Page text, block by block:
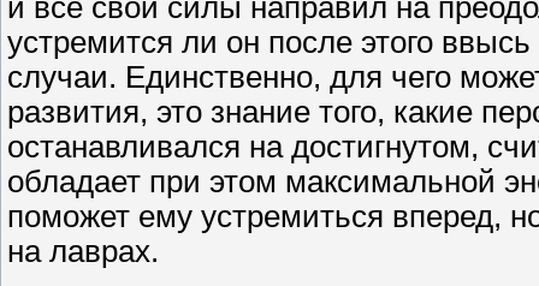
устремится ли он после этого
случаи. Единственно, для чего
развития, это знание того, какие
останавливался на достигнутом,
обладает при этом максимальной
поможет ему устремиться вперед,
на лаврах.